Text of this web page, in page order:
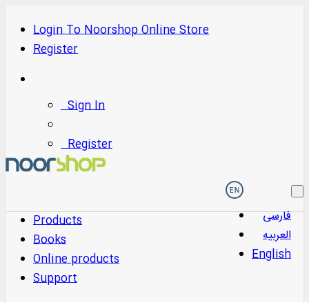
LoginToNoorshop Online Store
Register
Sign In
Register
فارسی
العربیه
English
Products
Books
Online products
Support